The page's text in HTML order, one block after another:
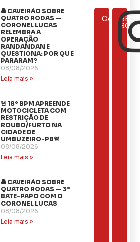
🚔 CAVEIRÃO SOBRE
QUATRO RODAS —
CORONEL LUCAS
RELEMBRA A
OPERAÇÃO
RANDANDAN E
QUESTIONA: POR QUE
PARARAM?
08/08/2026
Leia mais »
🚨 18º BPM APREENDE
MOTOCICLETA COM
RESTRIÇÃO DE
ROUBO/FURTO NA
CIDADE DE
UMBUZEIRO-PB🚨
08/08/2026
Leia mais »
🚔 CAVEIRÃO SOBRE
QUATRO RODAS — 3º
BATE-PAPO COM O
CORONEL LUCAS
08/08/2026
Leia mais »